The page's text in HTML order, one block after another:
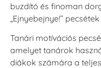
buzdító és finoman
„Ejnyebejnye!”
Tanári motívációs
amelyet tanárok
diákok számára a